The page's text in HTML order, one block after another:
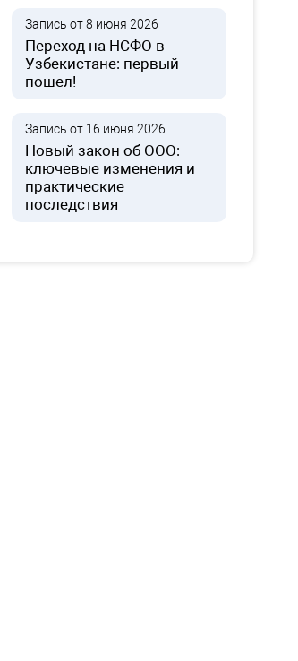
Запись от 8 июня 2026
Переход на НСФО в
Узбекистане: первый
пошел!
Запись от 16 июня 2026
Новый закон об ООО:
ключевые изменения и
практические
последствия